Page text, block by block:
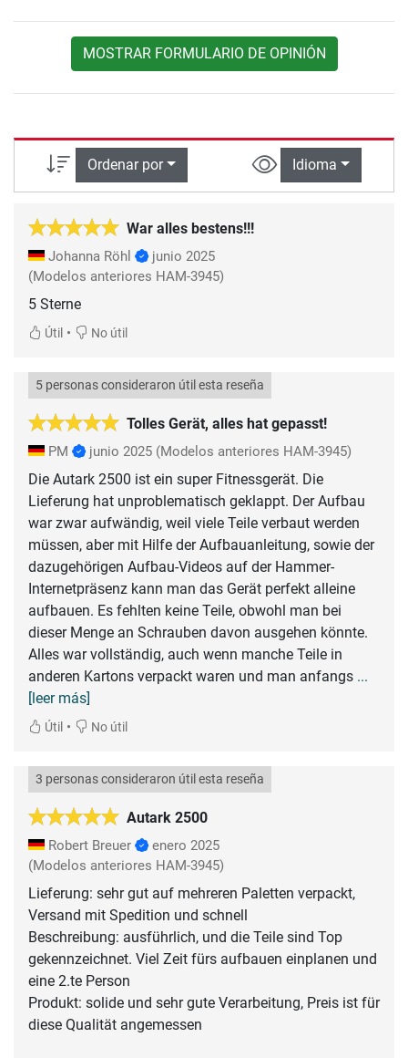
MOSTRAR FORMULARIO DE OPINIÓN
Ordenar por Idioma
War alles bestens!!!
Johanna Röhl
junio 2025
(Modelos anteriores HAM-3945)
5 Sterne
Útil • No útil
Tolles Gerät, alles hat gepasst!
5 personas consideraron útil esta reseña
PM junio 2025 (Modelos anteriores HAM-3945)
Die Autark 2500 ist ein super Fitnessgerät. Die
Lieferung hat unproblematisch geklappt. Der Aufbau
war zwar aufwändig, weil viele Teile verbaut werden
müssen, aber mit Hilfe der Aufbauanleitung, sowie der
dazugehörigen Aufbau-Videos auf der Hammer-
Internetpräsenz kann man das Gerät perfekt alleine
aufbauen. Es fehlten keine Teile, obwohl man bei
dieser Menge an Schrauben davon ausgehen könnte.
Alles war vollständig, auch wenn manche Teile in
anderen Kartons verpackt waren und man anfangs ...
[leer más]
Útil • No útil
Autark 2500
3 personas consideraron útil esta reseña
Robert Breuer
enero 2025
(Modelos anteriores HAM-3945)
Lieferung: sehr gut auf mehreren Paletten verpackt,
Versand mit Spedition und schnell
Beschreibung: ausführlich, und die Teile sind Top
gekennzeichnet. Viel Zeit fürs aufbauen einplanen und
eine 2.te Person
Produkt: solide und sehr gute Verarbeitung, Preis ist für
diese Qualität angemessen